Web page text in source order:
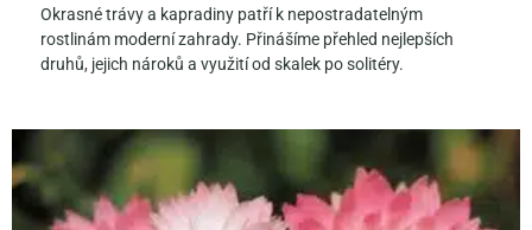
Okrasné trávy a kapradiny patří k nepostradatelným
rostlinám moderní zahrady. Přinášíme přehled nejlepších
druhů, jejich nároků a využití od skalek po solitéry.